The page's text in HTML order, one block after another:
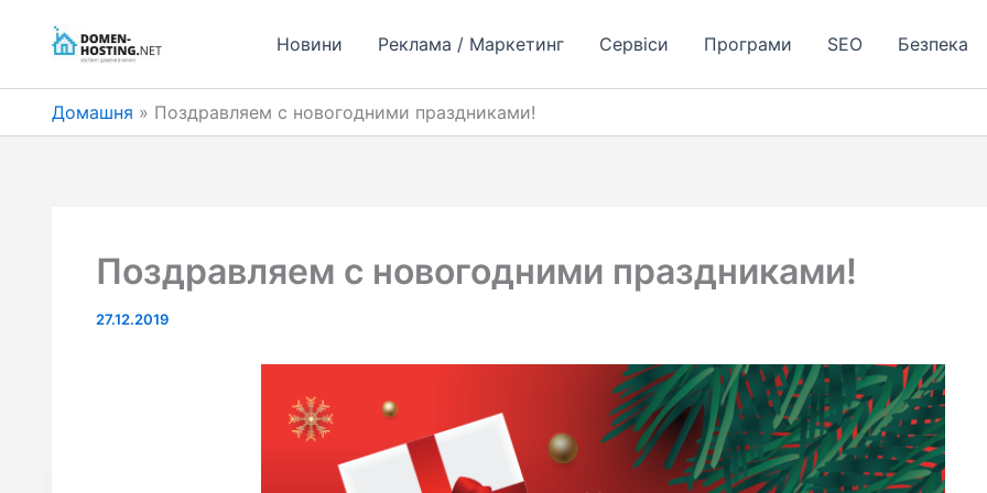
Новини Реклама / Маркетинг Сервіси Програми SЕО Безпека
Домашня Поздравляем с новогодними праздниками!
Поздравляем с новогодними праздниками!
27.12.2019